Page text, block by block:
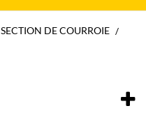
SECTION DE COURROIE